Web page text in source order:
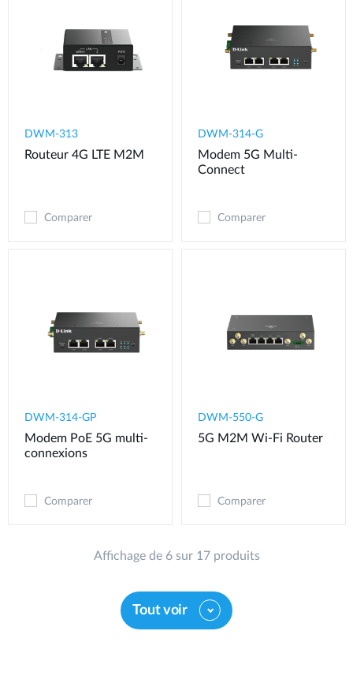
DWM-313
Routeur 4G LTE M2M
Comparer
DWM-314-G
Modem 5G Multi-
Connect​
Comparer
DWM-314-GP
Modem PoE 5G multi-
connexions
Comparer
DWM-550-G
5G M2M Wi-Fi Router
Comparer
Affichage de 6 sur 17 produits
Tout voir